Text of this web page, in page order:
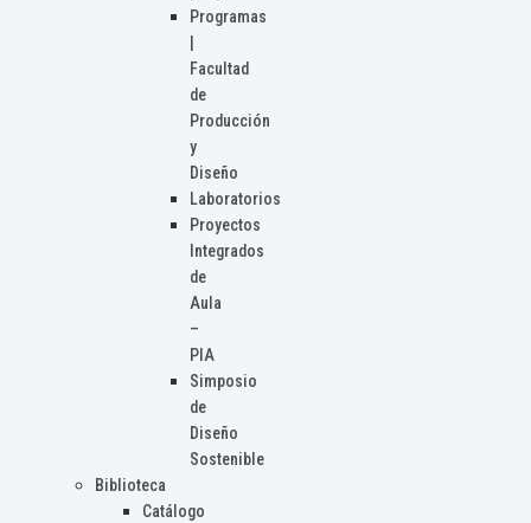
Programas
Facultad
de
Producción
y
Diseño
Laboratorios
Proyectos
Integrados
de
Aula
–
PIA
Simposio
de
Diseño
Sostenible
Biblioteca
Catálogo